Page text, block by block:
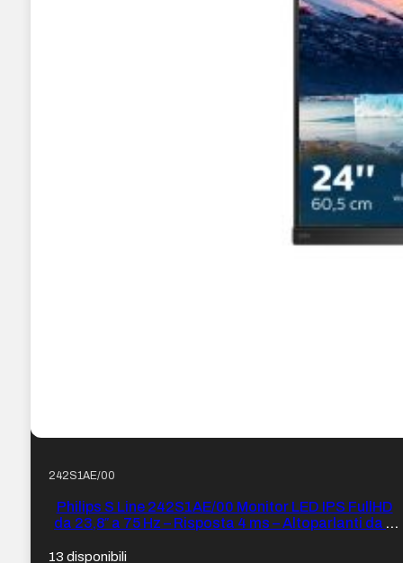
242S1AE/00
Philips S Line 242S1AE/00 Monitor LED IPS FullHD
da 23,8″ a 75 Hz – Risposta 4 ms – Altoparlanti da 4
HDMI, DVI, DisplayPort, VGA – VESA 100×100 mm –
13 disponibili